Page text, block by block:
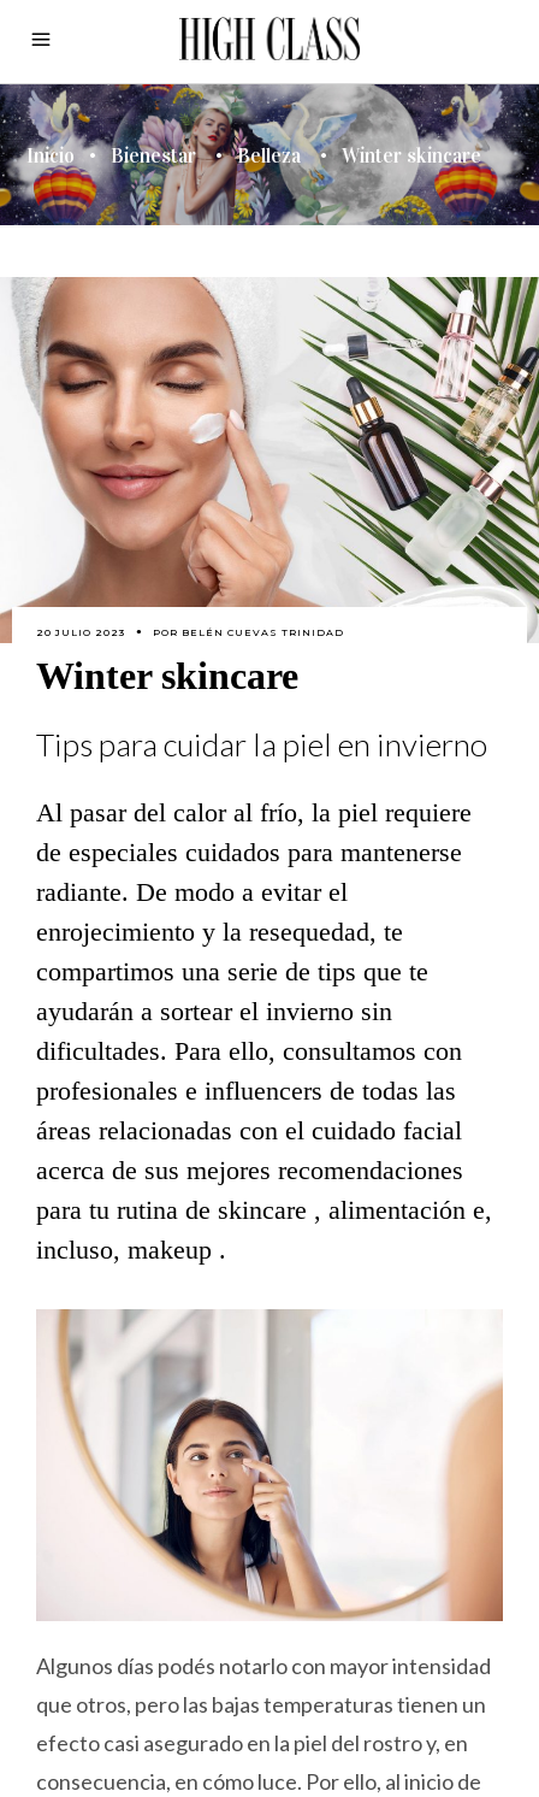
Inicio • Bienestar • Belleza • Winter skincare
20 JULIO 2023 POR BELÉN CUEVAS TRINIDAD
Winter skincare
Tips para cuidar la piel en invierno
Al pasar del calor al frío, la piel requiere
de especiales cuidados para mantenerse
radiante. De modo a evitar el
enrojecimiento y la resequedad, te
compartimos una serie de tips que te
ayudarán a sortear el invierno sin
dificultades. Para ello, consultamos con
profesionales e influencers de todas las
áreas relacionadas con el cuidado facial
acerca de sus mejores recomendaciones
para tu rutina de skincare , alimentación e,
incluso, makeup .
Algunos días podés notarlo con mayor intensidad
que otros, pero las bajas temperaturas tienen un
efecto casi asegurado en la piel del rostro y, en
consecuencia, en cómo luce. Por ello, al inicio de